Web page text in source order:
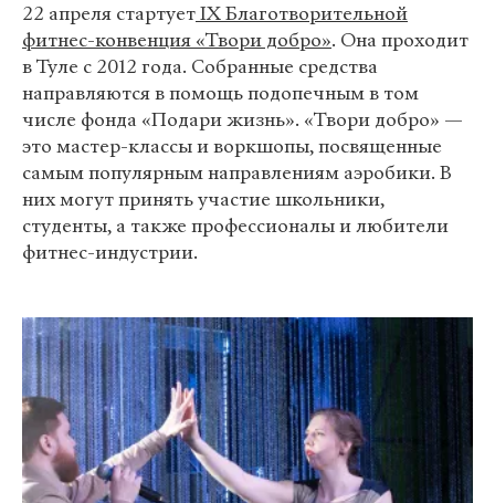
22 апреля стартуетIX Благотворительной
фитнес-конвенция «Твори добро». Она проходит
в Туле с 2012 года. Собранные средства
направляются в помощь подопечным в том
числе фонда «Подари жизнь». «Твори добро» —
это мастер-классы и воркшопы, посвященные
самым популярным направлениям аэробики. В
них могут принять участие школьники,
студенты, а также профессионалы и любители
фитнес-индустрии.